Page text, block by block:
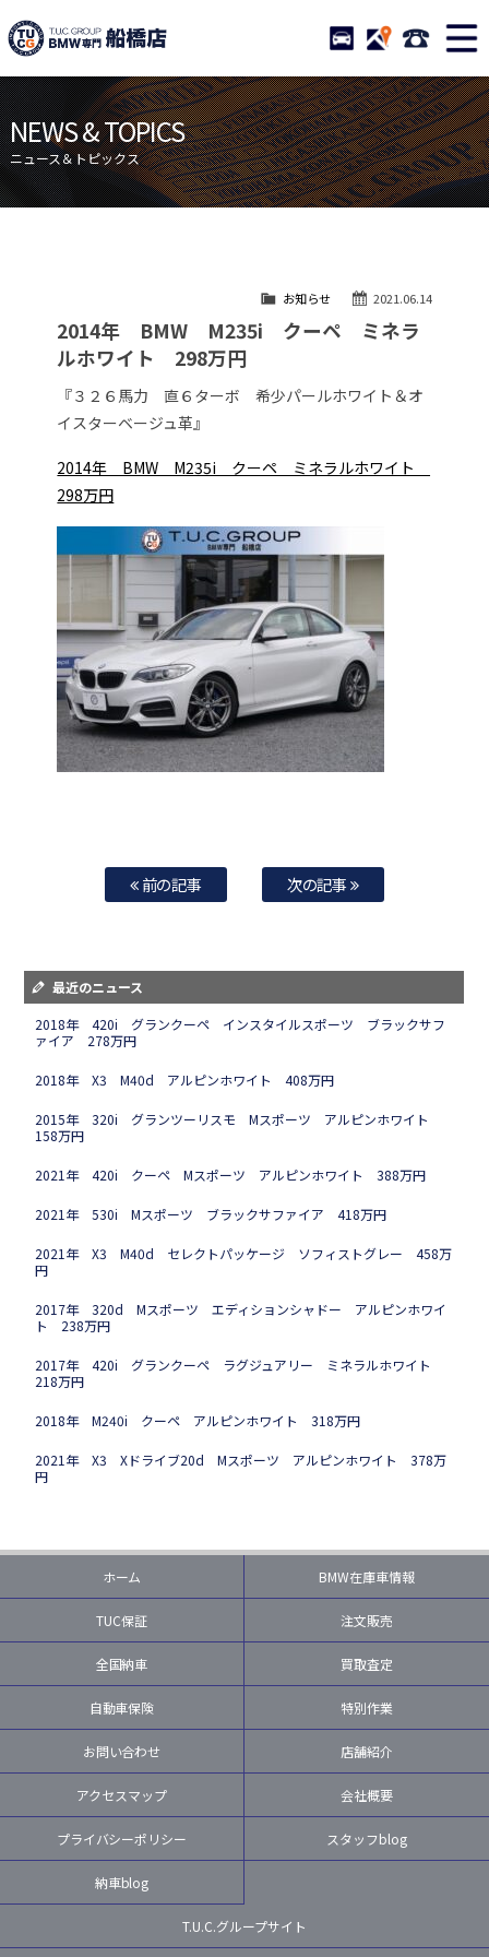
TUCグループ BMW専門 船
STOCK ACCESS 047-
ニュース
在庫リスト
目玉車両一覧
店舗紹介
保証＆サービス
アクセスマップ
自動車保険
TUCとは？
納車blog
スタッフblog
NEWS & TOPICS
ニュース＆トピックス
2021.06.14
お知らせ
2014年 BMW M235i クーペ ミネラ
ルホワイト 298万円
『３２６馬力 直６ターボ 希少パールホワイト＆オ
イスターベージュ革』
2014年 BMW M235i クーペ ミネラルホワイト
298万円
前の記事 次の記事
最近のニュース
2018年 420i グランクーペ インスタイルスポーツ ブラックサフ
ァイア 278万円
2018年 X3 M40d アルピンホワイト 408万円
2015年 320i グランツーリスモ Mスポーツ アルピンホワイト
158万円
2021年 420i クーペ Mスポーツ アルピンホワイト 388万円
2021年 530i Mスポーツ ブラックサファイア 418万円
2021年 X3 M40d セレクトパッケージ ソフィストグレー 458万
円
2017年 320d Mスポーツ エディションシャドー アルピンホワイ
ト 238万円
2017年 420i グランクーペ ラグジュアリー ミネラルホワイト
218万円
2018年 M240i クーペ アルピンホワイト 318万円
2021年 X3 Xドライブ20d Mスポーツ アルピンホワイト 378万
円
ホーム BMW在庫車情報
TUC保証 注文販売
全国納車 買取査定
自動車保険 特別作業
お問い合わせ 店舗紹介
アクセスマップ 会社概要
プライバシーポリシー スタッフblog
納車blog
T.U.C.グループサイト